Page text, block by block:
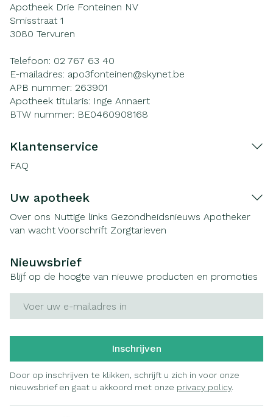
Apotheek Drie Fonteinen NV
Smisstraat 1
3080 Tervuren
Telefoon: 02 767 63 40
E-mailadres: apo3fonteinen@skynet.be
APB nummer: 263901
Apotheek titularis: Inge Annaert
BTW nummer: BE0460908168
Klantenservice
FAQ
Uw apotheek
Over ons Nuttige links Gezondheidsnieuws Apotheker
van wacht Voorschrift Zorgtarieven
Nieuwsbrief
Blijf op de hoogte van nieuwe producten en promoties
Inschrijven
Door op inschrijven te klikken, schrijft u zich in voor onze
nieuwsbrief en gaat u akkoord met onze privacy policy.